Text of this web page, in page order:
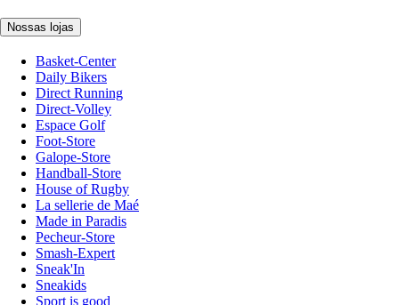
Nossas lojas
Basket-Center
Daily Bikers
Direct Running
Direct-Volley
Espace Golf
Foot-Store
Galope-Store
Handball-Store
House of Rugby
La sellerie de Maé
Made in Paradis
Pecheur-Store
Smash-Expert
Sneak'In
Sneakids
Sport is good